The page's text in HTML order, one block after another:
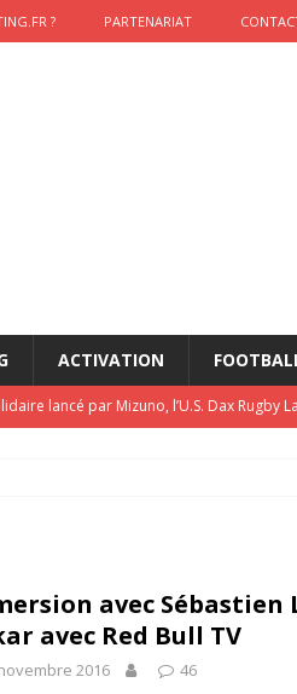
? PARTENARIAT
ACTIVATION
lancé par Mizuno, l’U.S. Dax Rugby
: vendre une sensation plutôt qu’un
: qui gagne vraiment
FOOTBALL
de Zinedine Zidane par adidas
avec Sébastien
avec Red Bull TV
2016 46